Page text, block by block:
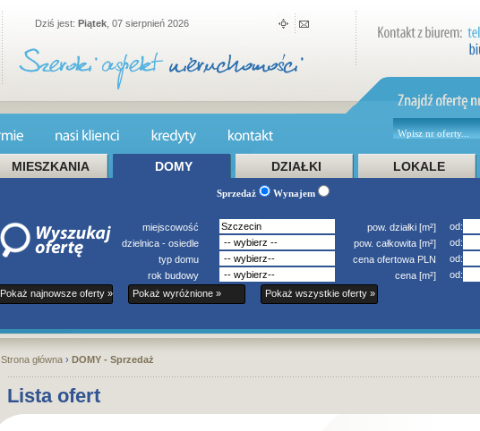
Dziś jest: Piątek , 07 sierpnień 2026
Sprzedaż Wynajem
MIESZKANIA DOMY DZIAŁKI LOKALE
miejscowość
dzielnica - osiedle
typ domu
rok budowy
pow. działki [m²] od:
pow. całkowita [m²]
od:
cena ofertowa PLN
od:
cena [m²]
od:
Pokaż najnowsze oferty »
Pokaż wyróżnione » Pokaż wszystkie oferty »
Strona główna › DOMY - Sprzedaż
Lista ofert